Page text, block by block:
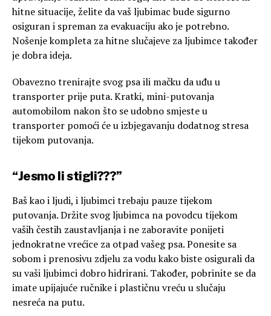
hitne situacije, želite da vaš ljubimac bude sigurno
osiguran i spreman za evakuaciju ako je potrebno.
Nošenje kompleta za hitne slučajeve za ljubimce također
je dobra ideja.
Obavezno trenirajte svog psa ili mačku da uđu u
transporter prije puta. Kratki, mini-putovanja
automobilom nakon što se udobno smjeste u
transporter pomoći će u izbjegavanju dodatnog stresa
tijekom putovanja.
“Jesmo li stigli???”
Baš kao i ljudi, i ljubimci trebaju pauze tijekom
putovanja. Držite svog ljubimca na povodcu tijekom
vaših čestih zaustavljanja i ne zaboravite ponijeti
jednokratne vrećice za otpad vašeg psa. Ponesite sa
sobom i prenosivu zdjelu za vodu kako biste osigurali da
su vaši ljubimci dobro hidrirani. Također, pobrinite se da
imate upijajuće ručnike i plastičnu vreću u slučaju
nesreća na putu.